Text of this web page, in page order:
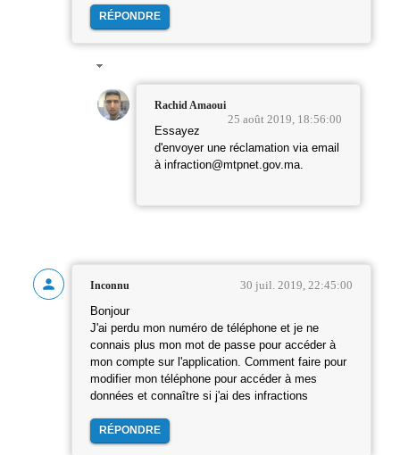
RÉPONDRE
Rachid Amaoui
25 août 2019, 18:56:00
Essayez
d'envoyer une réclamation via email
à infraction@mtpnet.gov.ma.
Inconnu 30 juil. 2019, 22:45:00
Bonjour
J'ai perdu mon numéro de téléphone et je ne
connais plus mon mot de passe pour accéder à
mon compte sur l'application. Comment faire pour
modifier mon téléphone pour accéder à mes
données et connaître si j'ai des infractions
RÉPONDRE